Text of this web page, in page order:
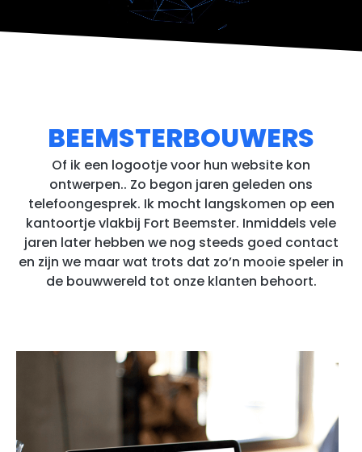
BEEMSTERBOUWERS
Of ik een logootje voor hun website kon
ontwerpen.. Zo begon jaren geleden ons
telefoongesprek. Ik mocht langskomen op een
kantoortje vlakbij Fort Beemster. Inmiddels vele
jaren later hebben we nog steeds goed contact
en zijn we maar wat trots dat zo’n mooie speler in
de bouwwereld tot onze klanten behoort.